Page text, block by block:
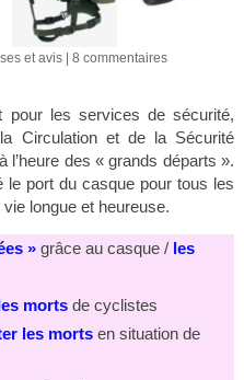
et avis| 8 commentaires
pour les services de sécurité,
Circulation et de la Sécurité
l’heure des « grands départs ».
le port du casque pour tous les
longue et heureuse.
»grâce au casque / les
mortsde cyclistes
les mortsen situation de